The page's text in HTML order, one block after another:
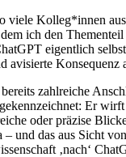
viele Kolleg*innen
ich den
eigentlich
zahlreiche
Er
oder präzise
und das aus Sicht
‚nach‘